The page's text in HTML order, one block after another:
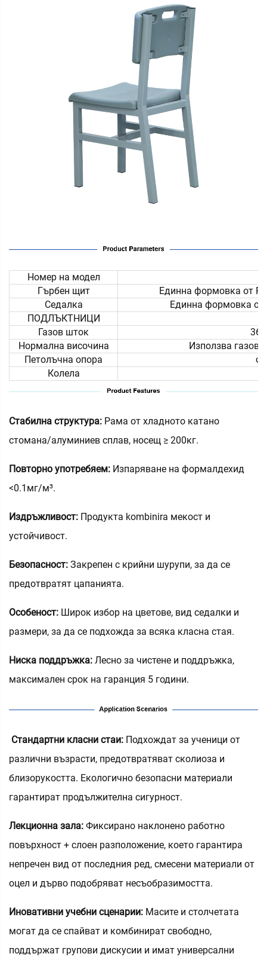
Номер на модел
Гърбен щит
Единна формовка от
Седалка
Единна формовка от
ПОДЛЪКТНИЦИ
Газов шток
Нормална височина
Използва газов
Петолъчна опора
Колела
Стабилна структура: Рама от хладното катано
стомана/алуминиев сплав, носещ ≥ 200кг.
Повторно употребяем: Изпаряване на формалдехид
<0.1мг/м³.
Издръжливост: Продукта kombinira мекост и
устойчивост.
Безопасност: Закрепен с крийни шурупи, за да се
предотвратят цапанията.
Особеност: Широк избор на цветове, вид седалки и
размери, за да се подхожда за всяка класна стая.
Ниска поддръжка: Лесно за чистене и поддръжка,
максимален срок на гаранция 5 години.
Стандартни класни стаи: Подхождат за ученици от
различни възрасти, предотвратяват сколиоза и
близорукостта. Екологично безопасни материали
гарантират продължителна сигурност.
Лекционна зала: Фиксирано наклонено работно
повърхност + слоен разположение, което гарантира
непречен вид от последния ред, смесени материали от
оцел и дърво подобряват несъобразимостта.
Иновативни учебни сценарии: Масите и столчетата
могат да се спайват и комбинират свободно,
поддържат групови дискусии и имат универсални